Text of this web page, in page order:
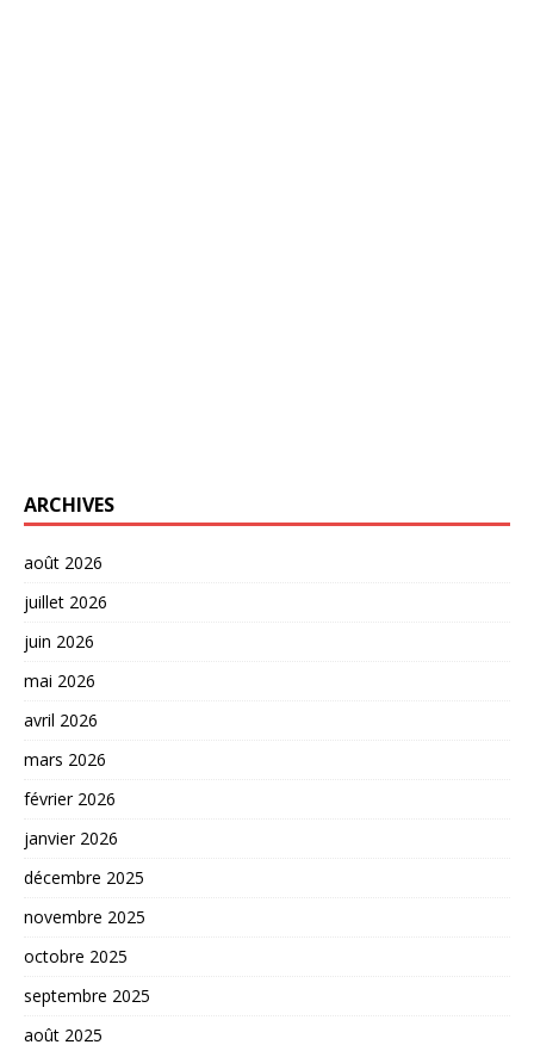
ARCHIVES
août 2026
juillet 2026
juin 2026
mai 2026
avril 2026
mars 2026
février 2026
janvier 2026
décembre 2025
novembre 2025
octobre 2025
septembre 2025
août 2025